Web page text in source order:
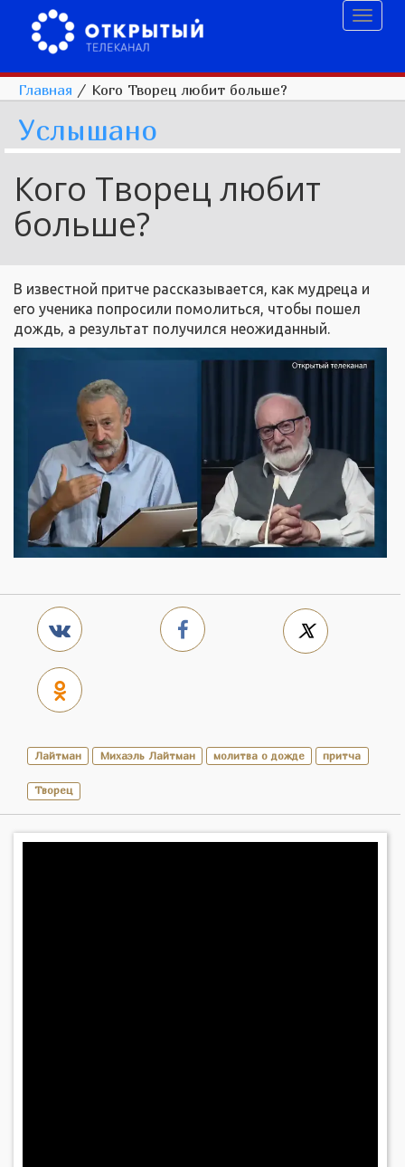
Главная / Кого Творец любит больше?
Услышано
Кого Творец любит
больше?
В известной притче рассказывается, как мудреца и
его ученика попросили помолиться, чтобы пошел
дождь, а результат получился неожиданный.
Лайтман Михаэль Лайтман молитва о дожде притча
Творец